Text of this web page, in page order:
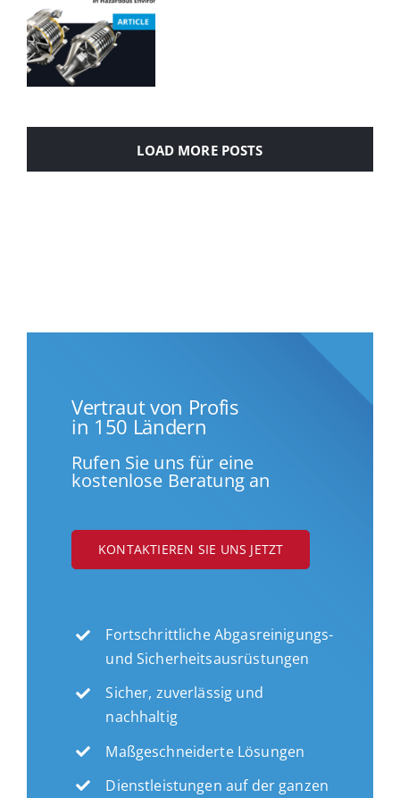
LOAD MORE POSTS
Vertraut von Profis
in 150 Ländern
Rufen Sie uns für eine
kostenlose Beratung an
KONTAKTIEREN SIE UNS JETZT
Fortschrittliche Abgasreinigungs-
und Sicherheitsausrüstungen
Sicher, zuverlässig und
nachhaltig
Maßgeschneiderte Lösungen
Dienstleistungen auf der ganzen